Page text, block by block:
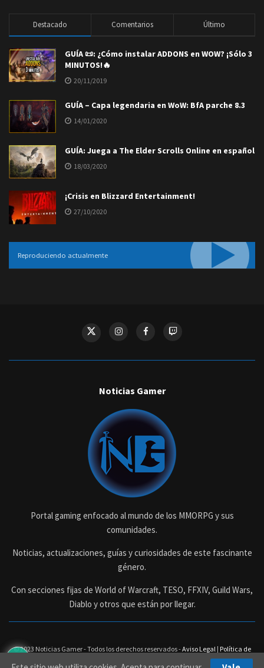
Destacado Comentarios Último
GUÍA 📜: ¿Cómo instalar ADDONS en WOW? ¡Sólo 3
MINUTOS!🔥
20/11/2019
GUÍA – Capa legendaria en WoW: BfA parche 8.3
14/01/2020
GUÍA: Juega a The Elder Scrolls Online en español
18/03/2020
¡Crisis en Blizzard Entertainment!
27/10/2020
Reproduciendo actualmente
Noticias Gamer
Portal gaming enfocado al mundo de los MMORPG y sus
comunidades.
Noticias, actualizaciones, guías y curiosidades de este fascinante
género.
Con secciones fijas de World of Warcraft, TESO, FFXIV, Guild Wars,
Diablo y otros que están por llegar.
© 2023 Noticias Gamer - Todos los derechos reservados -Aviso Legal | Política de